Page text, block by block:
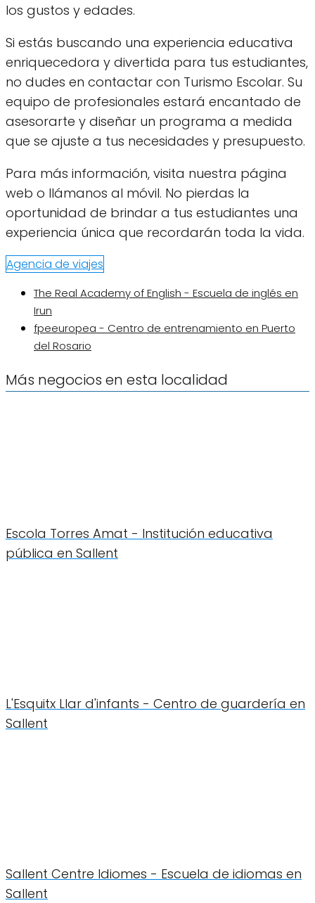
los gustos y edades.
Si estás buscando una experiencia educativa
enriquecedora y divertida para tus estudiantes,
no dudes en contactar con Turismo Escolar. Su
equipo de profesionales estará encantado de
asesorarte y diseñar un programa a medida
que se ajuste a tus necesidades y presupuesto.
Para más información, visita nuestra página
web o llámanos al móvil. No pierdas la
oportunidad de brindar a tus estudiantes una
experiencia única que recordarán toda la vida.
Agencia de viajes
The Real Academy of English - Escuela de inglés en
Irun
fpeeuropea - Centro de entrenamiento en Puerto
del Rosario
Más negocios en esta localidad
Escola Torres Amat - Institución educativa
pública en Sallent
L'Esquitx Llar d'infants - Centro de guardería en
Sallent
Sallent Centre Idiomes - Escuela de idiomas en
Sallent